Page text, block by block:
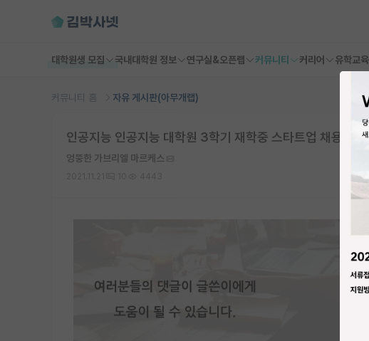
대학원생 모집 국내대학원 정보 연구실&오픈랩 커뮤니티 커리어 유학교육
커뮤니티 홈 자유 게시판(아무개랩)
인공지능 인공지능 대학원 3학기 재학중 스타트업 채용제의
엉뚱한 가브리엘 마르케스